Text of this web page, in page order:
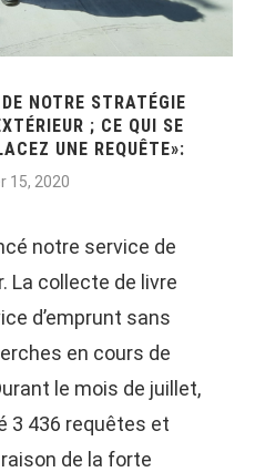
NOTRE STRATÉGIE
; CE QUI SE
UNE REQUÊTE»:
15, 2020
notre service de
La collecte de livre
d’emprunt sans
en cours de
le mois de juillet,
3 436 requêtes et
de la forte